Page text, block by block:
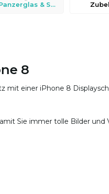
Panzerglas & Schutzfolien
8
mit einer iPhone 8
Sie immer tolle Bilder und